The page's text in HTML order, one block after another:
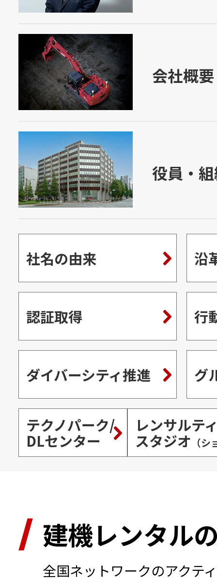
会社概要
役員・
社名の由来 沿
認証取得 行
ダイバーシティ推進 グ
テクノパーク/
DLセンター
レンサルテ
スタジオ （
建機レンタル
全国ネットワークのアクテ